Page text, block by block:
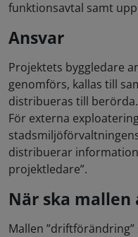
funktionsavtal samt
Ansvar
Projektets byggledare
genomförs, kallas till
distribueras till berörda.
För externa
distribuerar
projektledare”.
När ska mallen
Mallen